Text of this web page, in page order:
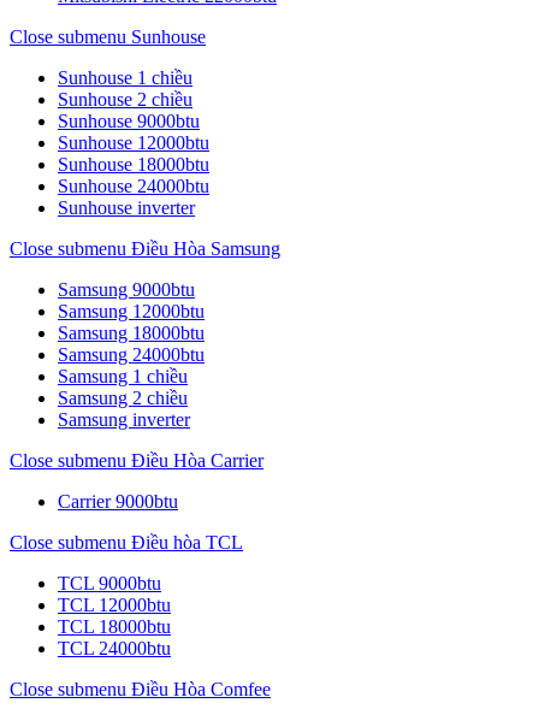
Close submenu Sunhouse
Sunhouse 1 chiều
Sunhouse 2 chiều
Sunhouse 9000btu
Sunhouse 12000btu
Sunhouse 18000btu
Sunhouse 24000btu
Sunhouse inverter
Close submenu Điều Hòa Samsung
Samsung 9000btu
Samsung 12000btu
Samsung 18000btu
Samsung 24000btu
Samsung 1 chiều
Samsung 2 chiều
Samsung inverter
Close submenu Điều Hòa Carrier
Carrier 9000btu
Close submenu Điều hòa TCL
TCL 9000btu
TCL 12000btu
TCL 18000btu
TCL 24000btu
Close submenu Điều Hòa Comfee